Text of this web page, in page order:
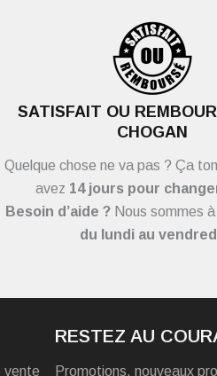
SATISFAIT OU
CHOGAN
Quelque chose ne va pas ? Ça
avez 14 jours pour
Besoin d’aide ?Nous sommes
du lundi au
vente
RESTEZ AU
Promotions, nouveaux